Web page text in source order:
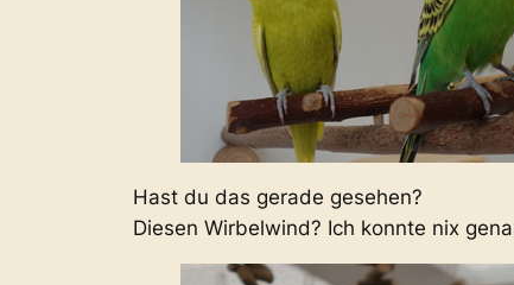
Hast du das gerade gesehen?
Diesen Wirbelwind? Ich konnte nix